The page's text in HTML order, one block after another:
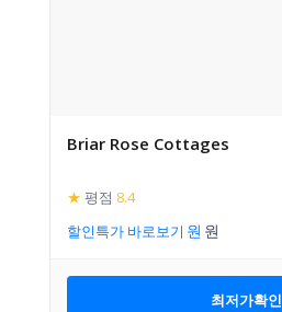
Briar Rose Cottages
★ 평점 8.4
할인특가 바로보기
최저가확인